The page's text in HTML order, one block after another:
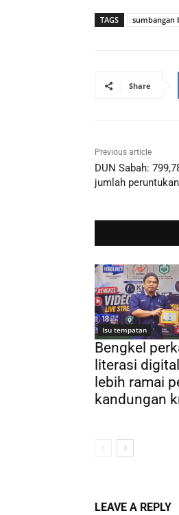
TAGS sumbangan
Share
Previous article
DUN Sabah:
jumlah
Isu tempatan
Bengkel
literasi
lebih ramai
kandungan
LEAVE A REPLY